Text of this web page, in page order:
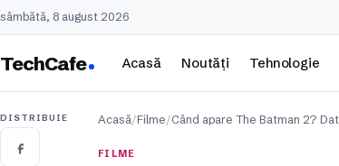
sâmbătă, 8 august 2026
TechCafe Acasă Noutăți Tehnologie
DISTRIBUIE Acasă/Filme/Când apare The Batman 2?
FILME